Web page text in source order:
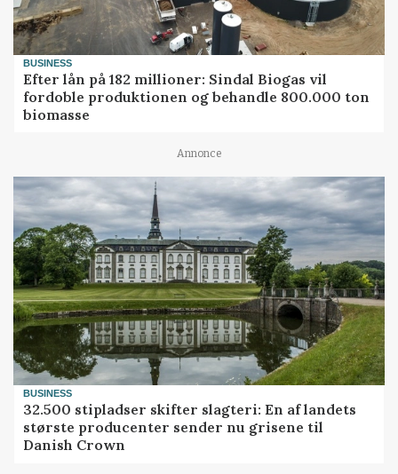
BUSINESS
Efter lån på 182 millioner: Sindal Biogas vil
fordoble produktionen og behandle 800.000 ton
biomasse
Annonce
BUSINESS
32.500 stipladser skifter slagteri: En af landets
største producenter sender nu grisene til
Danish Crown